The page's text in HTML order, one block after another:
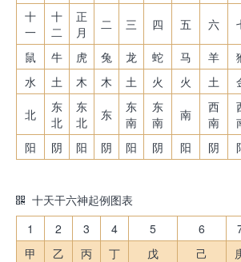
十
一
十
二
正
月
二 三 四 五 六
鼠 牛 虎 兔 龙 蛇 马 羊
水
土 木 木 土 火 火 土
北
东
北
东
北
东
东
南
东
南
南
西
南
阳
阴 阳 阴 阳 阴 阳 阴
十天干六神起例图表
1 2 3 4 5 6
甲
乙 丙 丁 戊 己